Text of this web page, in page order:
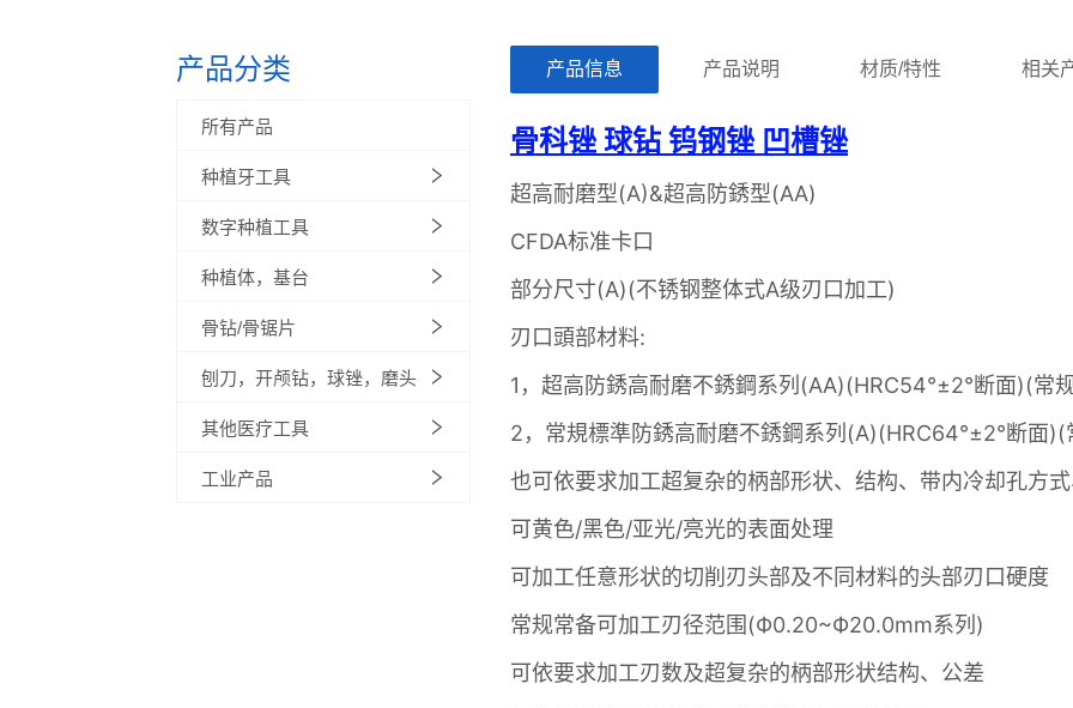
产品分类
所有产品
种植牙工具
数字种植工具
种植体，基台
骨钻/骨锯片
刨刀，开颅钻，球锉，磨头
其他医疗工具
工业产品
ㅤㅤ产品信息ㅤㅤ ㅤㅤ产品说明ㅤㅤ ㅤㅤ材质/特性ㅤㅤ ㅤㅤ相关